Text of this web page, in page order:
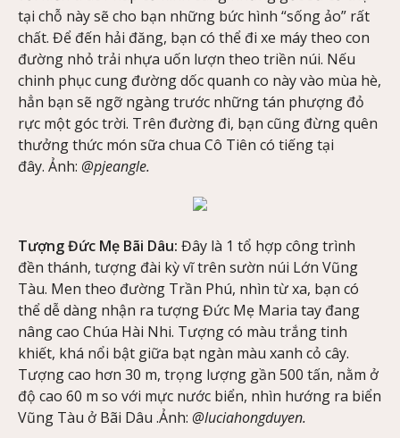
tại chỗ này sẽ cho bạn những bức hình “sống ảo” rất
chất. Để đến hải đăng, bạn có thể đi xe máy theo con
đường nhỏ trải nhựa uốn lượn theo triền núi. Nếu
chinh phục cung đường dốc quanh co này vào mùa hè,
hẳn bạn sẽ ngỡ ngàng trước những tán phượng đỏ
rực một góc trời. Trên đường đi, bạn cũng đừng quên
thưởng thức món sữa chua Cô Tiên có tiếng tại
đây. Ảnh: @pjeangle.
Tượng Đức Mẹ Bãi Dâu: Đây là 1 tổ hợp công trình
đền thánh, tượng đài kỳ vĩ trên sườn núi Lớn Vũng
Tàu. Men theo đường Trần Phú, nhìn từ xa, bạn có
thể dễ dàng nhận ra tượng Đức Mẹ Maria tay đang
nâng cao Chúa Hài Nhi. Tượng có màu trắng tinh
khiết, khá nổi bật giữa bạt ngàn màu xanh cỏ cây.
Tượng cao hơn 30 m, trọng lượng gần 500 tấn, nằm ở
độ cao 60 m so với mực nước biển, nhìn hướng ra biển
Vũng Tàu ở Bãi Dâu .Ảnh: @luciahongduyen.